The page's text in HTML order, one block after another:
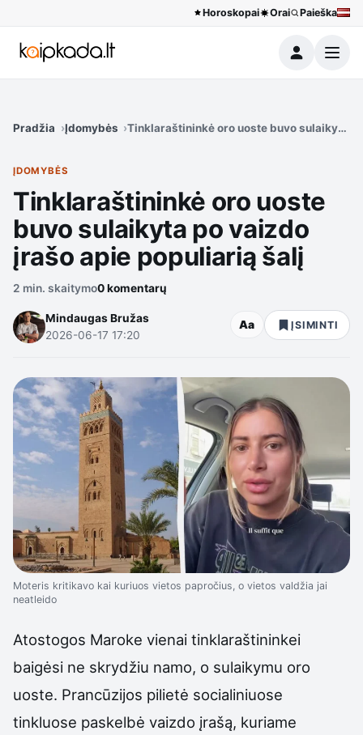
Horoskopai Orai Paieška
Meniu
Pradžia Įdomybės Tinklaraštininkė oro uoste buvo sulaikyta
ĮDOMYBĖS
Tinklaraštininkė oro uoste
buvo sulaikyta po vaizdo
įrašo apie populiarią šalį
2 min. skaitymo0 komentarų
Mindaugas Bružas
2026-06-17 17:20
Aa ĮSIMINTI
Moteris kritikavo kai kuriuos vietos papročius, o vietos valdžia jai
neatleido
Atostogos Maroke vienai tinklaraštininkei
baigėsi ne skrydžiu namo, o sulaikymu oro
uoste. Prancūzijos pilietė socialiniuose
tinkluose paskelbė vaizdo įrašą, kuriame